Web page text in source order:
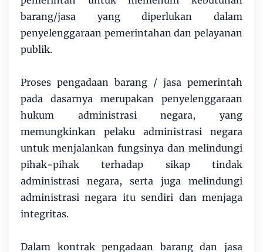
barang/jasa yang diperlukan dalam
penyelenggaraan pemerintahan dan pelayanan
publik.
Proses pengadaan barang / jasa pemerintah
pada dasarnya merupakan penyelenggaraan
hukum administrasi negara, yang
memungkinkan pelaku administrasi negara
untuk menjalankan fungsinya dan melindungi
pihak-pihak terhadap sikap tindak
administrasi negara, serta juga melindungi
administrasi negara itu sendiri dan menjaga
integritas.
Dalam kontrak pengadaan barang dan jasa